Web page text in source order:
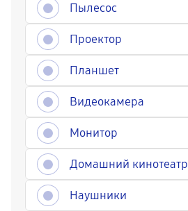
Пылесос
Проектор
Планшет
Видеокамера
Монитор
Домашний кинотеатр
Наушники